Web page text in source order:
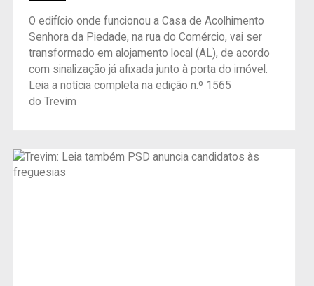
O edifício onde funcionou a Casa de Acolhimento
Senhora da Piedade, na rua do Comércio, vai ser
transformado em alojamento local (AL), de acordo
com sinalização já afixada junto à porta do imóvel.
Leia a notícia completa na edição n.º 1565
do Trevim